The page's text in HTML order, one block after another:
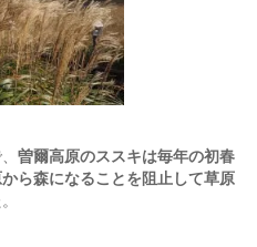
曽爾高原のススキは毎年の初春
ら森になることを阻止して草原